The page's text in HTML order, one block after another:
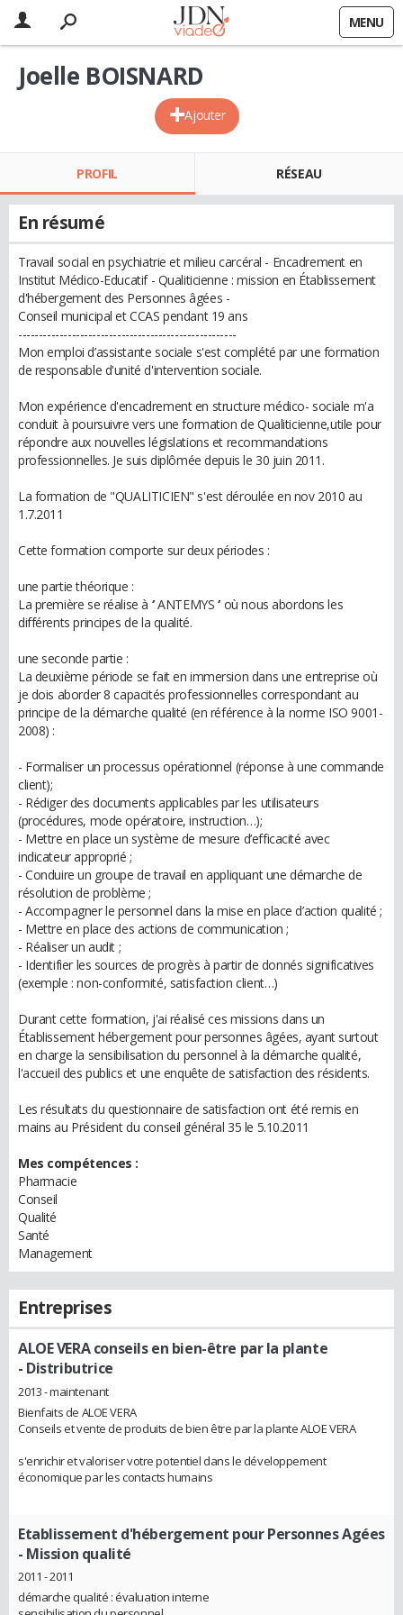
MENU
Ajouter
Joelle BOISNARD
PROFIL RÉSEAU
En résumé
Travail social en psychiatrie et milieu carcéral - Encadrement en
Institut Médico-Educatif - Qualiticienne : mission en Établissement
d'hébergement des Personnes âgées -
Conseil municipal et CCAS pendant 19 ans
-----------------------------------------------------
Mon emploi d’assistante sociale s'est complété par une formation
de responsable d'unité d'intervention sociale.
Mon expérience d'encadrement en structure médico- sociale m'a
conduit à poursuivre vers une formation de Qualiticienne,utile pour
répondre aux nouvelles législations et recommandations
professionnelles. Je suis diplômée depuis le 30 juin 2011.
La formation de "QUALITICIEN" s'est déroulée en nov 2010 au
1.7.2011
Cette formation comporte sur deux périodes :
une partie théorique :
La première se réalise à ‘’ ANTEMYS ‘’ où nous abordons les
différents principes de la qualité.
une seconde partie :
La deuxième période se fait en immersion dans une entreprise où
je dois aborder 8 capacités professionnelles correspondant au
principe de la démarche qualité (en référence à la norme ISO 9001-
2008) :
- Formaliser un processus opérationnel (réponse à une commande
client);
- Rédiger des documents applicables par les utilisateurs
(procédures, mode opératoire, instruction…);
- Mettre en place un système de mesure d’efficacité avec
indicateur approprié ;
- Conduire un groupe de travail en appliquant une démarche de
résolution de problème ;
- Accompagner le personnel dans la mise en place d’action qualité ;
- Mettre en place des actions de communication ;
- Réaliser un audit ;
- Identifier les sources de progrès à partir de donnés significatives
(exemple : non-conformité, satisfaction client…)
Durant cette formation, j'ai réalisé ces missions dans un
Établissement hébergement pour personnes âgées, ayant surtout
en charge la sensibilisation du personnel à la démarche qualité,
l'accueil des publics et une enquête de satisfaction des résidents.
Les résultats du questionnaire de satisfaction ont été remis en
mains au Président du conseil général 35 le 5.10.2011
Mes compétences :
Pharmacie
Conseil
Qualité
Santé
Management
Entreprises
ALOE VERA conseils en bien-être par la plante
- Distributrice
2013 - maintenant
Bienfaits de ALOE VERA
Conseils et vente de produits de bien être par la plante ALOE VERA
s'enrichir et valoriser votre potentiel dans le développement
économique par les contacts humains
Etablissement d'hébergement pour Personnes Agées
- Mission qualité
2011 - 2011
démarche qualité : évaluation interne